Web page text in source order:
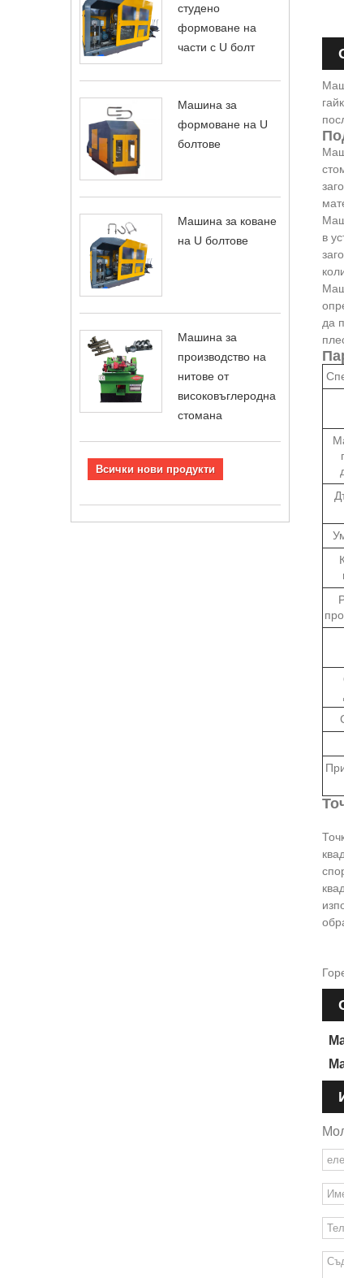
студено
формоване на
части с U болт
Машина за
формоване на U
болтове
Машина за коване
на U болтове
Машина за
производство на
нитове от
високовъглеродна
стомана
Всички нови продукти
в
да